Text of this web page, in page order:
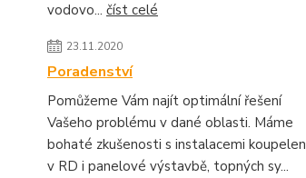
vodovo... číst celé
23.11.2020
Poradenství
Pomůžeme Vám najít optimální řešení
Vašeho problému v dané oblasti. Máme
bohaté zkušenosti s instalacemi koupelen
v RD i panelové výstavbě, topných sy...